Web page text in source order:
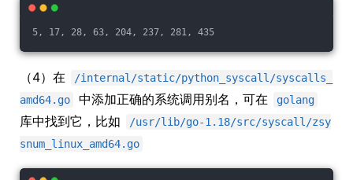
（4）在
/internal/static/python_syscall/syscalls_
amd64.go
中添加正确的系统调用别名，可在 golang
库中找到它，比如
/usr/lib/go-1.18/src/syscall/zsy
snum_linux_amd64.go